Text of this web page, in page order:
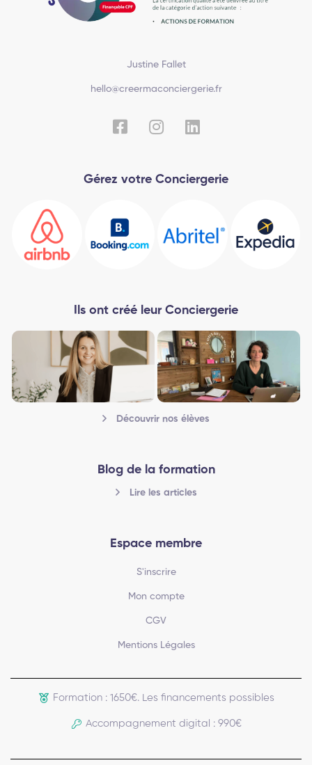
Justine Fallet
hello@creermaconciergerie.fr
Gérez votre Conciergerie
Ils ont créé leur Conciergerie
Découvrir nos élèves
Blog de la formation
Lire les articles
Espace membre
S'inscrire
Mon compte
CGV
Mentions Légales
Formation : 1650€. Les financements possibles
Accompagnement digital : 990€